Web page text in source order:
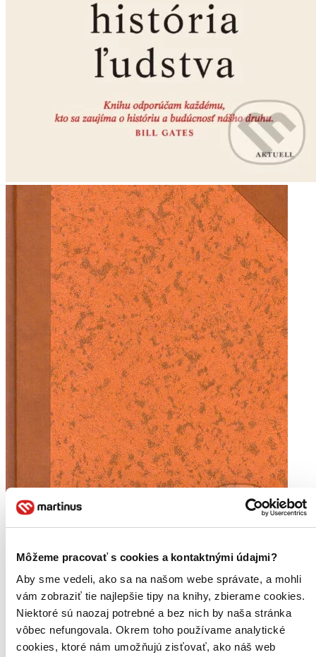
Môžeme pracovať s cookies a kontaktnými údajmi?
Aby sme vedeli, ako sa na našom webe správate, a mohli
vám zobraziť tie najlepšie tipy na knihy, zbierame cookies.
Niektoré sú naozaj potrebné a bez nich by naša stránka
vôbec nefungovala. Okrem toho používame analytické
cookies, ktoré nám umožňujú zisťovať, ako náš web